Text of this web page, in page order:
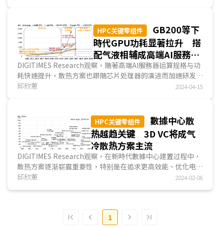
HPC关键零组件
GB200等下
時代GPU功耗显著拉升 搭
配气液相辅成高端AI服務器
为未来3年主流方案
DIGITIMES Research观察，随著高端AI服務器运算规格与功
耗快速提升，散热方案也跟随芯片处理器的演进而加速研发与
量产时程，2023年生成式AI应用开始大幅成长，带来...
邱欣蕙 2024-04-15
HPC关键零组件
數據中心散
热越趋关键 3D VC将成气
冷散热方案主流
DIGITIMES Research观察，在新時代數據中心建置过程中，
散热方案逐渐崭露重要性，特别是在追求更高效能、优化电源
使用效率(Power Usage Effectiveness；PUE)，...
邱欣蕙 2024-02-06
1